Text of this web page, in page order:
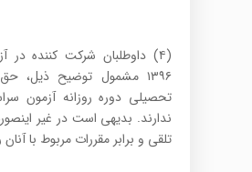
(۴) داوطلبان شرکت کننده
۱۳۹۶ مشمول توضیح ذیل،
تحصیلی دوره روزانه آزمون
ندارند. بدیهی است در غیر
تلقی و برابر مقررات مربوط با